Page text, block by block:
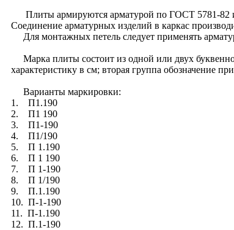
Плиты армируются арматурой по ГОСТ 5781-82
Соединение арматурных изделий в каркас
Для монтажных петель следует применять
Марка плиты состоит из одной или двух
характеристику в см; вторая группа обозначение
Варианты маркировки:
1. П1.190
2. П1 190
3. П1-190
4. П1/190
5. П 1.190
6. П 1 190
7. П 1-190
8. П 1/190
9. П.1.190
10. П-1-190
11. П-1.190
12. П.1-190